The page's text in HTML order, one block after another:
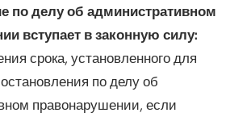
по делу об административном
вступает в законную силу:
срока, установленного для
по делу об
правонарушении, если